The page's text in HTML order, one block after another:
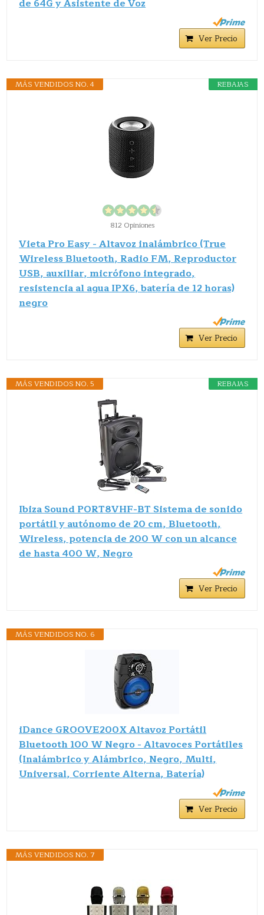
de 64G y Asistente de Voz
Ver Precio
REBAJAS
MÁS VENDIDOS NO. 4
812 Opiniones
Vieta Pro Easy - Altavoz inalámbrico (True
Wireless Bluetooth, Radio FM, Reproductor
USB, auxiliar, micrófono integrado,
resistencia al agua IPX6, batería de 12 horas)
negro
Ver Precio
REBAJAS
MÁS VENDIDOS NO. 5
Ibiza Sound PORT8VHF-BT Sistema de sonido
portátil y autónomo de 20 cm, Bluetooth,
Wireless, potencia de 200 W con un alcance
de hasta 400 W, Negro
Ver Precio
MÁS VENDIDOS NO. 6
iDance GROOVE200X Altavoz Portátil
Bluetooth 100 W Negro - Altavoces Portátiles
(Inalámbrico y Alámbrico, Negro, Multi,
Universal, Corriente Alterna, Batería)
Ver Precio
MÁS VENDIDOS NO. 7